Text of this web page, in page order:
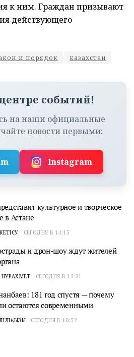
к ним. Граждан призывают
действующего
и порядок казахстан
событий!
на наши официальные
новости первыми:
Instagram
культурное и творческое
в Астане
СЕГОДНЯ В 14:15
и дрон-шоу ждут жителей
НУРАХМЕТ СЕГОДНЯ В 13:31
181 год спустя — почему
остаются современными
СЕГОДНЯ В 10:52